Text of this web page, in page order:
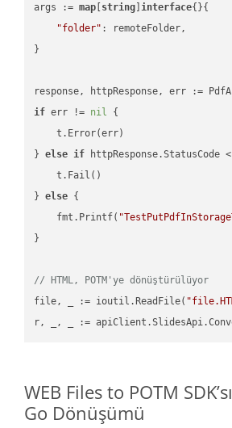
args := map string ]interface{}{
"folder" : remoteFolder,
}
if err != nil {
    t.Error(err)
} else if httpResponse.StatusCode
    t.Fail()
} else {
    fmt.Printf(
}
// HTML, POTM'ye dönüştürülüyor
file, _ := ioutil.ReadFile(
r, _, _ :=
WEB Files to POTM
Go Dönüşümü